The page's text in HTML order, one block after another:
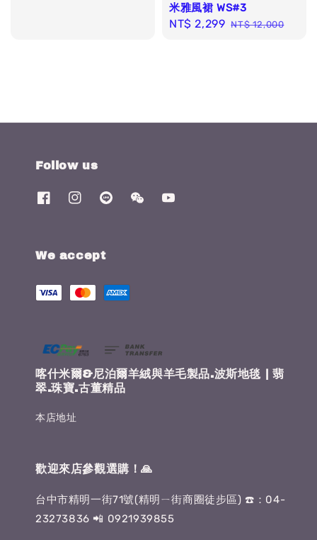
米雅風裙 WS#3
Sale
NT$ 2,299 Regular
NT$ 12,000
Follow us
We accept
喀什米爾&尼泊爾羊絨與羊毛製品.波斯地毯 | 翡
翠.珠寶.古董精品
本店地址
歡迎來店參觀選購！🙏
台中市精明一街71號(精明ㄧ街商圈徒步區) ☎️：04-
23273836 📲 0921939855